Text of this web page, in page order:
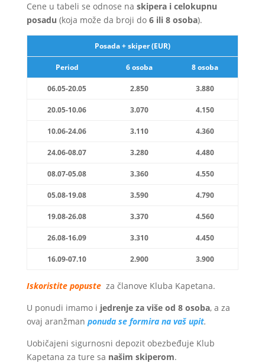
Cene u tabeli se odnose na skipera i celokupnu
posadu (koja može da broji do 6 ili 8 osoba).
Posada + skiper (EUR)
Period 6 osoba 8 osoba
06.05-20.05 2.850 3.880
20.05-10.06 3.070 4.150
10.06-24.06 3.110 4.360
24.06-08.07 3.280 4.480
08.07-05.08 3.360 4.550
05.08-19.08 3.590 4.790
19.08-26.08 3.370 4.560
26.08-16.09 3.310 4.450
16.09-07.10 2.900 3.900
Iskoristite popuste za članove Kluba Kapetana.
U ponudi imamo i jedrenje za više od 8 osoba, a za
ovaj aranžman ponuda se formira na vaš upit.
Uobičajeni sigurnosni depozit obezbeđuje Klub
Kapetana za ture sa našim skiperom.